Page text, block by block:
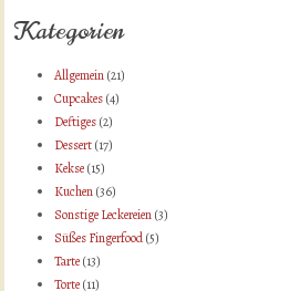
Kategorien
Allgemein(21)
Cupcakes(4)
Deftiges(2)
Dessert(17)
Kekse(15)
Kuchen(36)
Sonstige Leckereien(3)
Süßes Fingerfood(5)
Tarte(13)
Torte(11)